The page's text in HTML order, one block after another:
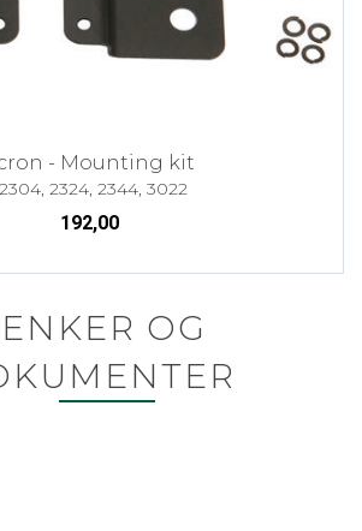
- Mounting kit
2304, 2324, 2344, 3022
192,00
OG